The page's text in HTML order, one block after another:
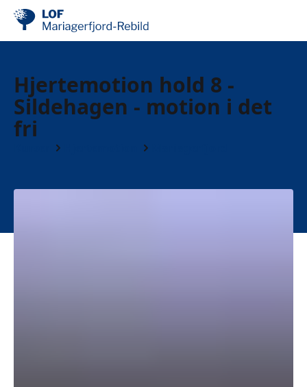
Hjertemotion hold 8 -
Sildehagen - motion i det
fri